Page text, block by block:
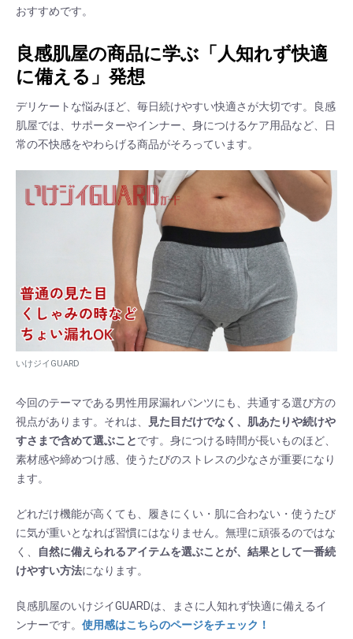
おすすめです。
良感肌屋の商品に学ぶ「人知れず快適
に備える」発想
デリケートな悩みほど、毎日続けやすい快適さが大切です。良感
肌屋では、サポーターやインナー、身につけるケア用品など、日
常の不快感をやわらげる商品がそろっています。
いけジイGUARD
今回のテーマである男性用尿漏れパンツにも、共通する選び方の
視点があります。それは、
見た目だけでなく、肌あたりや続けや
すさまで含めて選ぶことです。身につける時間が長いものほど、
素材感や締めつけ感、使うたびのストレスの少なさが重要になり
ます。
どれだけ機能が高くても、履きにくい・肌に合わない・使うたび
に気が重いとなれば習慣にはなりません。無理に頑張るのではな
く、
自然に備えられるアイテムを選ぶことが、結果として一番続
けやすい方法になります。
良感肌屋のいけジイGUARDは、まさに人知れず快適に備えるイ
ンナーです。 使用感はこちらのページをチェック！